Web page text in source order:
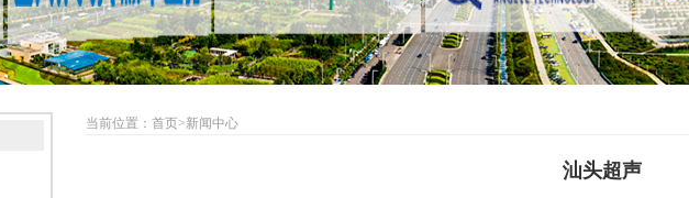
当前位置： 首页>新闻中心
汕头超声